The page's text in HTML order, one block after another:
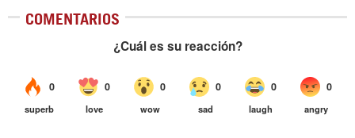
COMENTARIOS